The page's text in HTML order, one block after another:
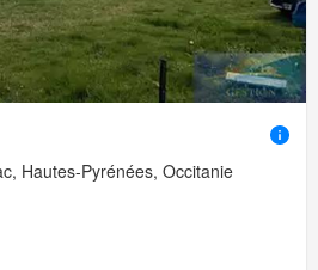
Hautes-Pyrénées, Occitanie